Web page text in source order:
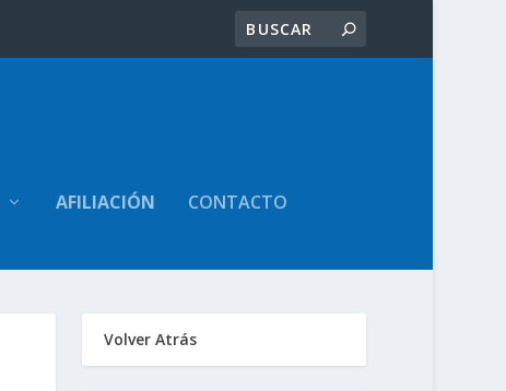
AFILIACIÓN CONTACTO
Volver Atrás